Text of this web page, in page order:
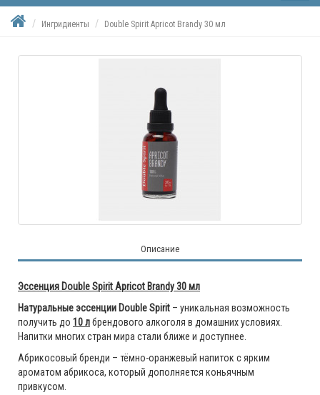
Ингридиенты Double Spirit Apricot Brandy 30 мл
Описание
Эссенция Double Spirit Apricot Brandy 30 мл
Натуральные эссенции Double Spirit – уникальная возможность
получить до 10 лбрендового алкоголя в домашних условиях.
Напитки многих стран мира стали ближе и доступнее.
Абрикосовый бренди – тёмно-оранжевый напиток с ярким
ароматом абрикоса, который дополняется коньячным
привкусом.